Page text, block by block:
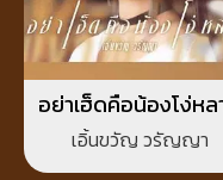
อย่าเฮ็ดคือน้องโง่หล
เอิ้นขวัญ วรัญญา